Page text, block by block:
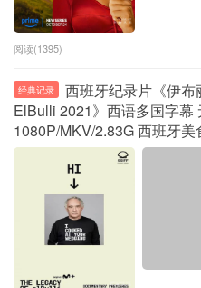
阅读(1395)
经典记录
西班牙纪录片《伊
ElBulli 2021》西语多国字幕
1080P/MKV/2.83G 西班牙美